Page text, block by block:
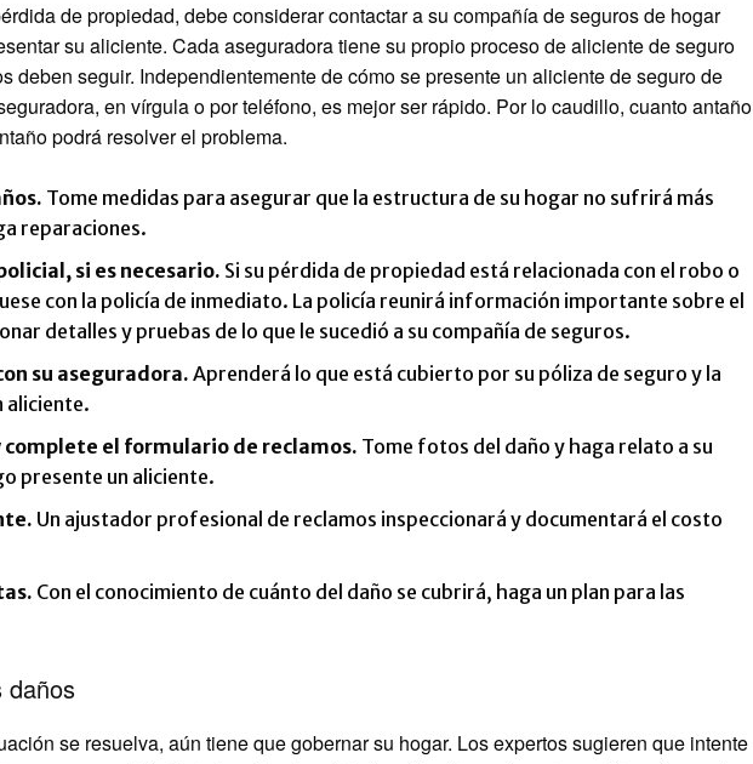
de propiedad, debe considerar contactar a su compañía de seguros de hogar
su aliciente. Cada aseguradora tiene su propio proceso de aliciente de seguro
deben seguir. Independientemente de cómo se presente un aliciente de seguro de
en vírgula o por teléfono, es mejor ser rápido. Por lo caudillo, cuanto antaño
podrá resolver el problema.
Tome medidas para asegurar que la estructura de su hogar no sufrirá más
reparaciones.
si es necesario. Si su pérdida de propiedad está relacionada con el robo o
con la policía de inmediato. La policía reunirá información importante sobre el
detalles y pruebas de lo que le sucedió a su compañía de seguros.
su aseguradora. Aprenderá lo que está cubierto por su póliza de seguro y la
aliciente.
complete el formulario de reclamos. Tome fotos del daño y haga relato a su
presente un aliciente.
Un ajustador profesional de reclamos inspeccionará y documentará el costo
Con el conocimiento de cuánto del daño se cubrirá, haga un plan para las
daños
se resuelva, aún tiene que gobernar su hogar. Los expertos sugieren que intente